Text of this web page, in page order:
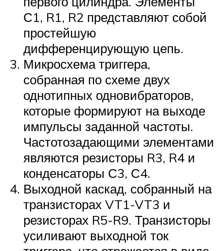
С1, R1, R2 представляют собой
простейшую
дифференцирующую цепь.
Микросхема триггера,
собранная по схеме двух
однотипных одновибраторов,
которые формируют на выходе
импульсы заданной частоты.
Частотозадающими элементами
являются резисторы R3, R4 и
конденсаторы С3, С4.
Выходной каскад, собранный на
транзисторах VT1-VT3 и
резисторах R5-R9. Транзисторы
усиливают выходной ток